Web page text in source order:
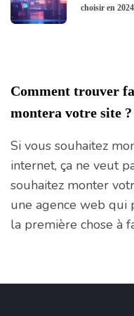
choisir en
Comment trouver
montera votre site ?
Si vous souhaitez
internet, ça ne veut
souhaitez monter
une agence web qui
la première chose à